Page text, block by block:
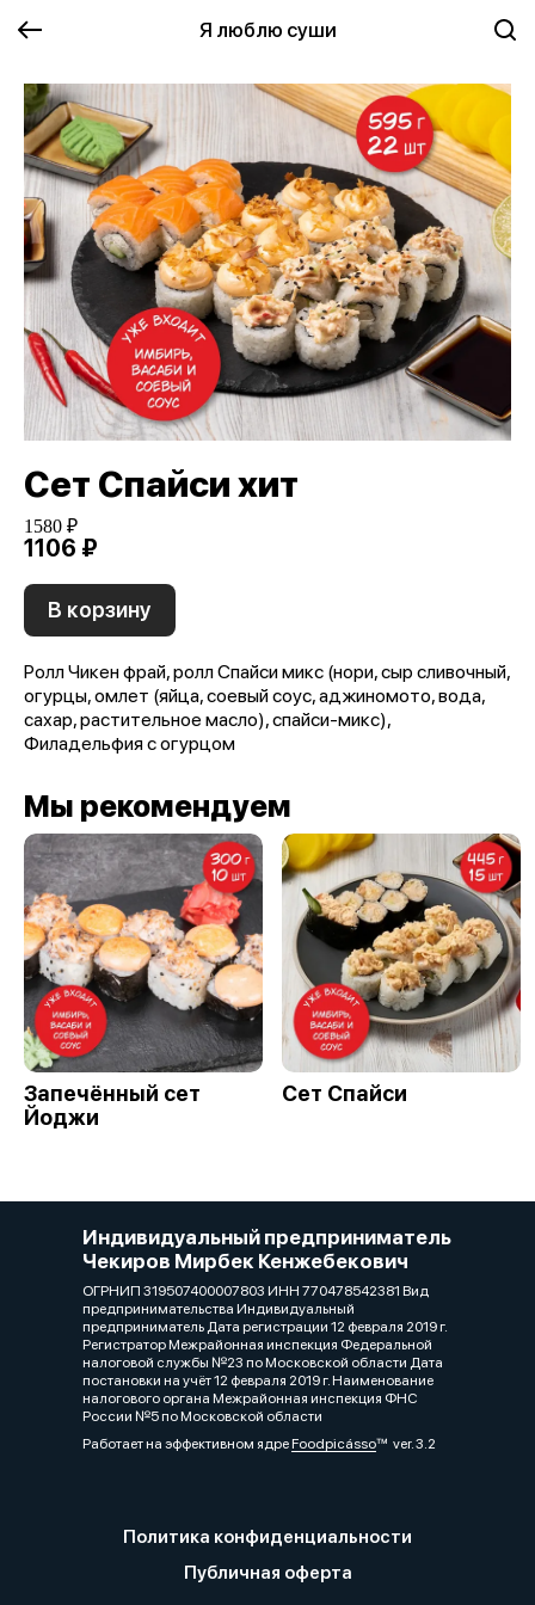
Я люблю суши
Сет Спайси хит
1580 ₽
1106 ₽
В корзину
Ролл Чикен фрай, ролл Спайси микс (нори, сыр сливочный,
огурцы, омлет (яйца, соевый соус, аджиномото, вода,
сахар, растительное масло), спайси-микс),
Филадельфия с огурцом
Мы рекомендуем
Запечённый сет
Йоджи
Сет Спайси
Индивидуальный предприниматель
Чекиров Мирбек Кенжебекович
ОГРНИП 319507400007803 ИНН 770478542381 Вид
предпринимательства Индивидуальный
предприниматель Дата регистрации 12 февраля 2019 г.
Регистратор Межрайонная инспекция Федеральной
налоговой службы №23 по Московской области Дата
постановки на учёт 12 февраля 2019 г. Наименование
налогового органа Межрайонная инспекция ФНС
России №5 по Московской области
Работает на эффективном ядреFoodpicássover. 3.2
Политика конфиденциальности
Публичная оферта